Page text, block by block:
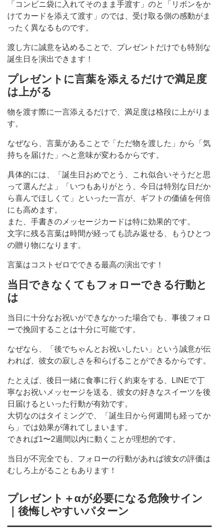
「コンビニ袋に入れてそのまま手渡す」のと「リボンをか
けてカードを添えて渡す」のでは、受け取る側の感動がま
ったく異なるものです。
渡し方に誠意を込めることで、プレゼントだけでも特別な
誕生日を演出できます！
プレゼントに言葉を添えるだけで満足度
は上がる
物を渡す際に一言添えるだけで、満足度は格段に上がりま
す。
なぜなら、言葉があることで「ただ物を渡した」から「気
持ちを届けた」へと意味が変わるからです。
具体的には、「誕生日おめでとう、これ似合いそうだと思
って選んだよ」「いつもありがとう、今日は特別な日だか
ら喜んでほしくて」といった一言が、ギフトの価値を何倍
にも高めます。
また、手書きのメッセージカードは特に効果的です。
文字に残る言葉は時間が経っても読み返せる、もうひとつ
の贈り物になります。
言葉はコストゼロでできる最高の演出です！
当日できなくてもフォローできる行動と
は
当日に十分なお祝いができなかった場合でも、事後フォロ
ーで挽回することは十分に可能です。
なぜなら、「後でちゃんとお祝いしたい」という誠意が伝
われば、彼女の寂しさを和らげることができるからです。
たとえば、後日一緒に食事に行く約束をする、LINEで丁
寧なお祝いメッセージを送る、彼女の好きなスイーツを後
日届けるといった行動が有効です。
大切なのはタイミングで、「誕生日から何週間も経ってか
ら」では効果が薄れてしまいます。
できれば1〜2週間以内に動くことが理想的です。
当日が不完全でも、フォローの行動があれば彼女の評価は
むしろ上がることもあります！
プレゼント＋αが必要になる危険サイン
｜後悔しやすいパターン